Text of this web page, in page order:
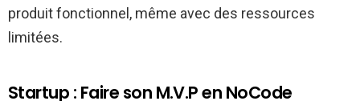
produit fonctionnel, même avec des ressources
limitées.
Startup : Faire son M.V.P en NoCode